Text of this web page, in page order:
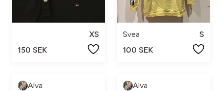
XS
150 SEK
Svea
S
100 SEK
Alva Alva